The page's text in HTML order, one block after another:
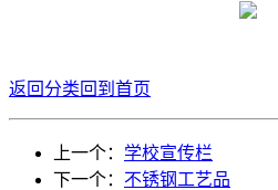
返回分类回到首页
上一个： 学校宣传栏
下一个： 不锈钢工艺品